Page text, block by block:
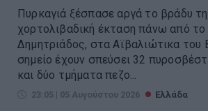
Πυρκαγιά ξέσπασε αργά το βράδυ
χορτολιβαδική έκταση πάνω από το
Δημητριάδος, στα Αϊβαλιώτικα του
σημείο έχουν σπεύσει 32
και δύο τμήματα πεζο...
23:05 | 05 Αυγούστου 2026 Ελλάδα